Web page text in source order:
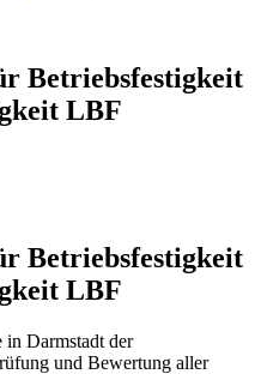
Betriebsfestigkeit
LBF
Betriebsfestigkeit
LBF
in Darmstadt der
und Bewertung aller